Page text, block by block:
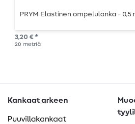
PRYM Elastinen ompelulanka - 0,5
3,20 € *
20 metriä
Kankaat arkeen
Puuvillakankaat